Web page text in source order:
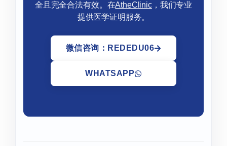
全且完全合法有效。在AtheClinic，我们专业
提供医学证明服务。
微信咨询：REDEDU06
WHATSAPP